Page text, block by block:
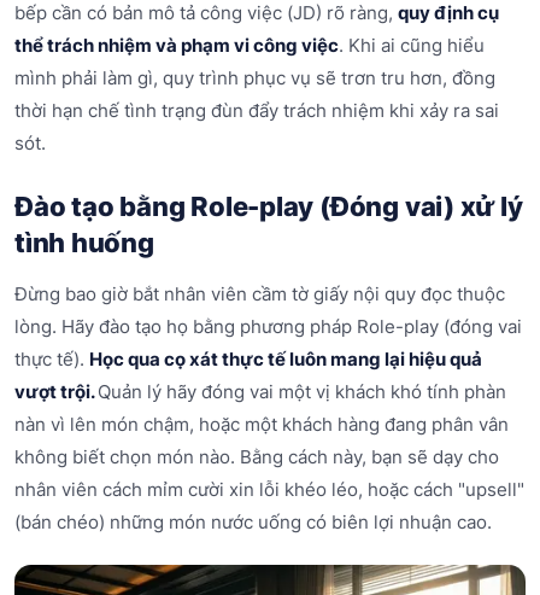
bếp cần có bản mô tả công việc (JD) rõ ràng, quy định cụ
thể trách nhiệm và phạm vi công việc. Khi ai cũng hiểu
mình phải làm gì, quy trình phục vụ sẽ trơn tru hơn, đồng
thời hạn chế tình trạng đùn đẩy trách nhiệm khi xảy ra sai
sót.
Đào tạo bằng Role-play (Đóng vai) xử lý
tình huống
Đừng bao giờ bắt nhân viên cầm tờ giấy nội quy đọc thuộc
lòng. Hãy đào tạo họ bằng phương pháp Role-play (đóng vai
thực tế). Học qua cọ xát thực tế luôn mang lại hiệu quả
vượt trội.Quản lý hãy đóng vai một vị khách khó tính phàn
nàn vì lên món chậm, hoặc một khách hàng đang phân vân
không biết chọn món nào. Bằng cách này, bạn sẽ dạy cho
nhân viên cách mỉm cười xin lỗi khéo léo, hoặc cách "upsell"
(bán chéo) những món nước uống có biên lợi nhuận cao.